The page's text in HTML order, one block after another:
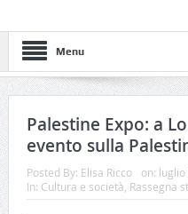
Menu
Palestine Expo: a
evento sulla
Posted By: Elisa Ricco on: luglio
In: Cultura e società, Rassegna